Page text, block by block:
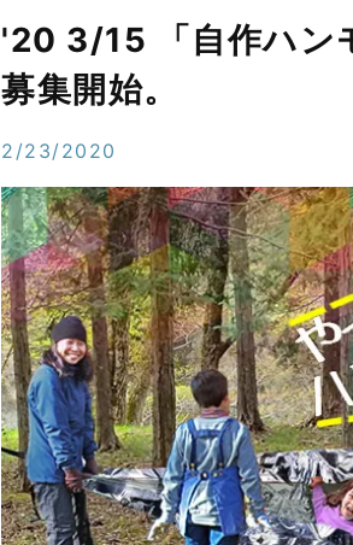
'20 3/15 「自作ハン
募集開始。
2/23/2020